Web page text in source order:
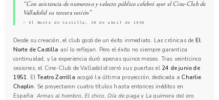
“Con asistencia de numeroso y selecto público celebró ayer el Cine-Club de
Valladolid su tercera sesión”
— El Norte de Castilla, 28 de abril de 1950
Desde su creación, el club gozó de un éxito inmediato. Las crónicas de El
Norte de Castilla así lo reflejan. Pero el éxito no siempre garantiza
continuidad, y la experiencia duró apenas quince meses. Tras veinticinco
sesiones, el Cine-Club de Valladolid cerró sus puertas el 24 de junio de
1951. ElTeatro Zorrilla acogió la última proyección, dedicada aCharlie
Chaplin. Se proyectaron cuatro títulos hasta entonces inéditos en
España: Armas al hombro,El chico, Día de pagay La quimera del oro.